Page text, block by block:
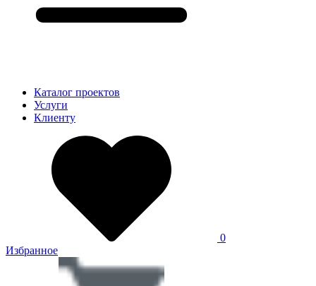
Каталог проектов
Услуги
Клиенту
0
Избранное